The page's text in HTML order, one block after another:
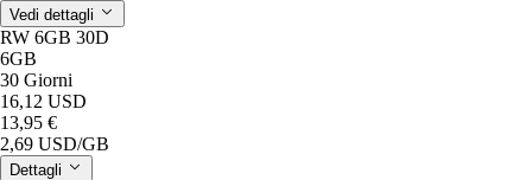
Vedi dettagli
RW 6GB 30D
6GB
30 Giorni
16,12 USD
13,95 €
2,69 USD/GB
Dettagli